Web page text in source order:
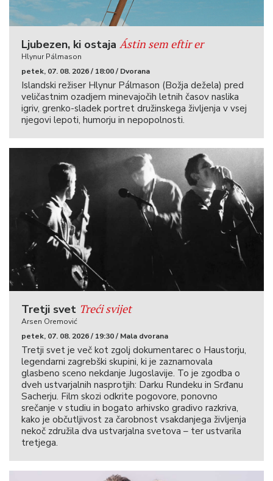
Ljubezen, ki ostaja Ástin sem eftir er
Hlynur Pálmason
petek, 07. 08. 2026 / 18:00 / Dvorana
Islandski režiser Hlynur Pálmason (Božja dežela) pred
veličastnim ozadjem minevajočih letnih časov naslika
igriv, grenko-sladek portret družinskega življenja v vsej
njegovi lepoti, humorju in nepopolnosti.
Tretji svet Treći svijet
Arsen Oremović
petek, 07. 08. 2026 / 19:30 / Mala dvorana
Tretji svet je več kot zgolj dokumentarec o Haustorju,
legendarni zagrebški skupini, ki je zaznamovala
glasbeno sceno nekdanje Jugoslavije. To je zgodba o
dveh ustvarjalnih nasprotjih: Darku Rundeku in Srđanu
Sacherju. Film skozi odkrite pogovore, ponovno
srečanje v studiu in bogato arhivsko gradivo razkriva,
kako je občutljivost za čarobnost vsakdanjega življenja
nekoč združila dva ustvarjalna svetova – ter ustvarila
tretjega.